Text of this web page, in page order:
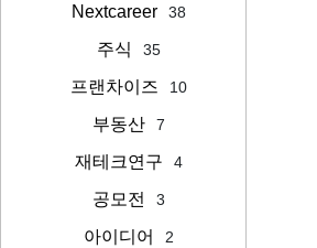
Nextcareer 38
주식 35
프랜차이즈 10
부동산 7
재테크연구 4
공모전 3
아이디어 2